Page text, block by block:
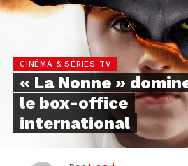
CINÉMA & SÉRIES TV
« La Nonne »
le box-office
international